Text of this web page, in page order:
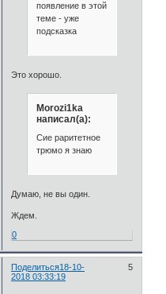
появление в этой
теме - уже
подсказка
Это хорошо.
Morozi1ka
написал(а):
Сие раритетное
трюмо я знаю
Думаю, не вы один.
Ждем.
0
Поделиться 5
18-10-
2018 03:33:19